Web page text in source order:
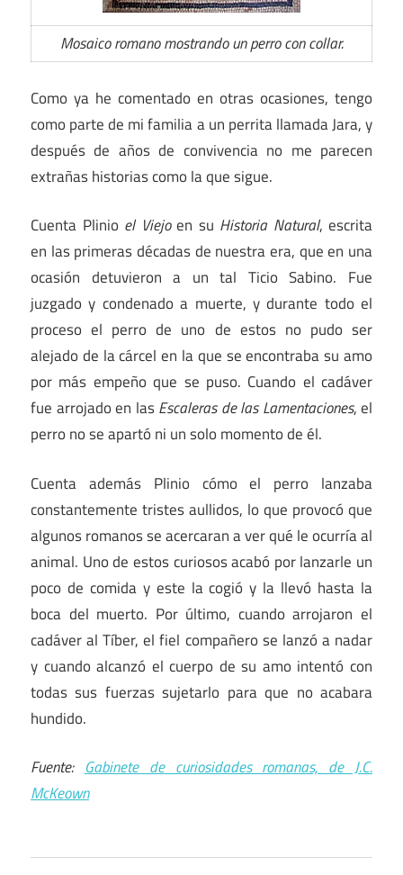
Mosaico romano mostrando un perro con collar.
Como ya he comentado en otras ocasiones, tengo
como parte de mi familia a un perrita llamada Jara, y
después de años de convivencia no me parecen
extrañas historias como la que sigue.
Cuenta Plinio el Viejoen su Historia Natural, escrita
en las primeras décadas de nuestra era, que en una
ocasión detuvieron a un tal Ticio Sabino. Fue
juzgado y condenado a muerte, y durante todo el
proceso el perro de uno de estos no pudo ser
alejado de la cárcel en la que se encontraba su amo
por más empeño que se puso. Cuando el cadáver
fue arrojado en lasEscaleras de las Lamentaciones, el
perro no se apartó ni un solo momento de él.
Cuenta además Plinio cómo el perro lanzaba
constantemente tristes aullidos, lo que provocó que
algunos romanos se acercaran a ver qué le ocurría al
animal. Uno de estos curiosos acabó por lanzarle un
poco de comida y este la cogió y la llevó hasta la
boca del muerto. Por último, cuando arrojaron el
cadáver al Tíber, el fiel compañero se lanzó a nadar
y cuando alcanzó el cuerpo de su amo intentó con
todas sus fuerzas sujetarlo para que no acabara
hundido.
Fuente:Gabinete de curiosidades romanas, de J.C.
McKeown